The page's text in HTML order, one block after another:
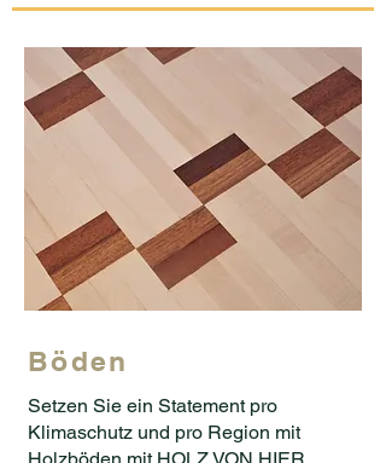
Böden
Setzen Sie ein Statement pro
Klimaschutz und pro Region mit